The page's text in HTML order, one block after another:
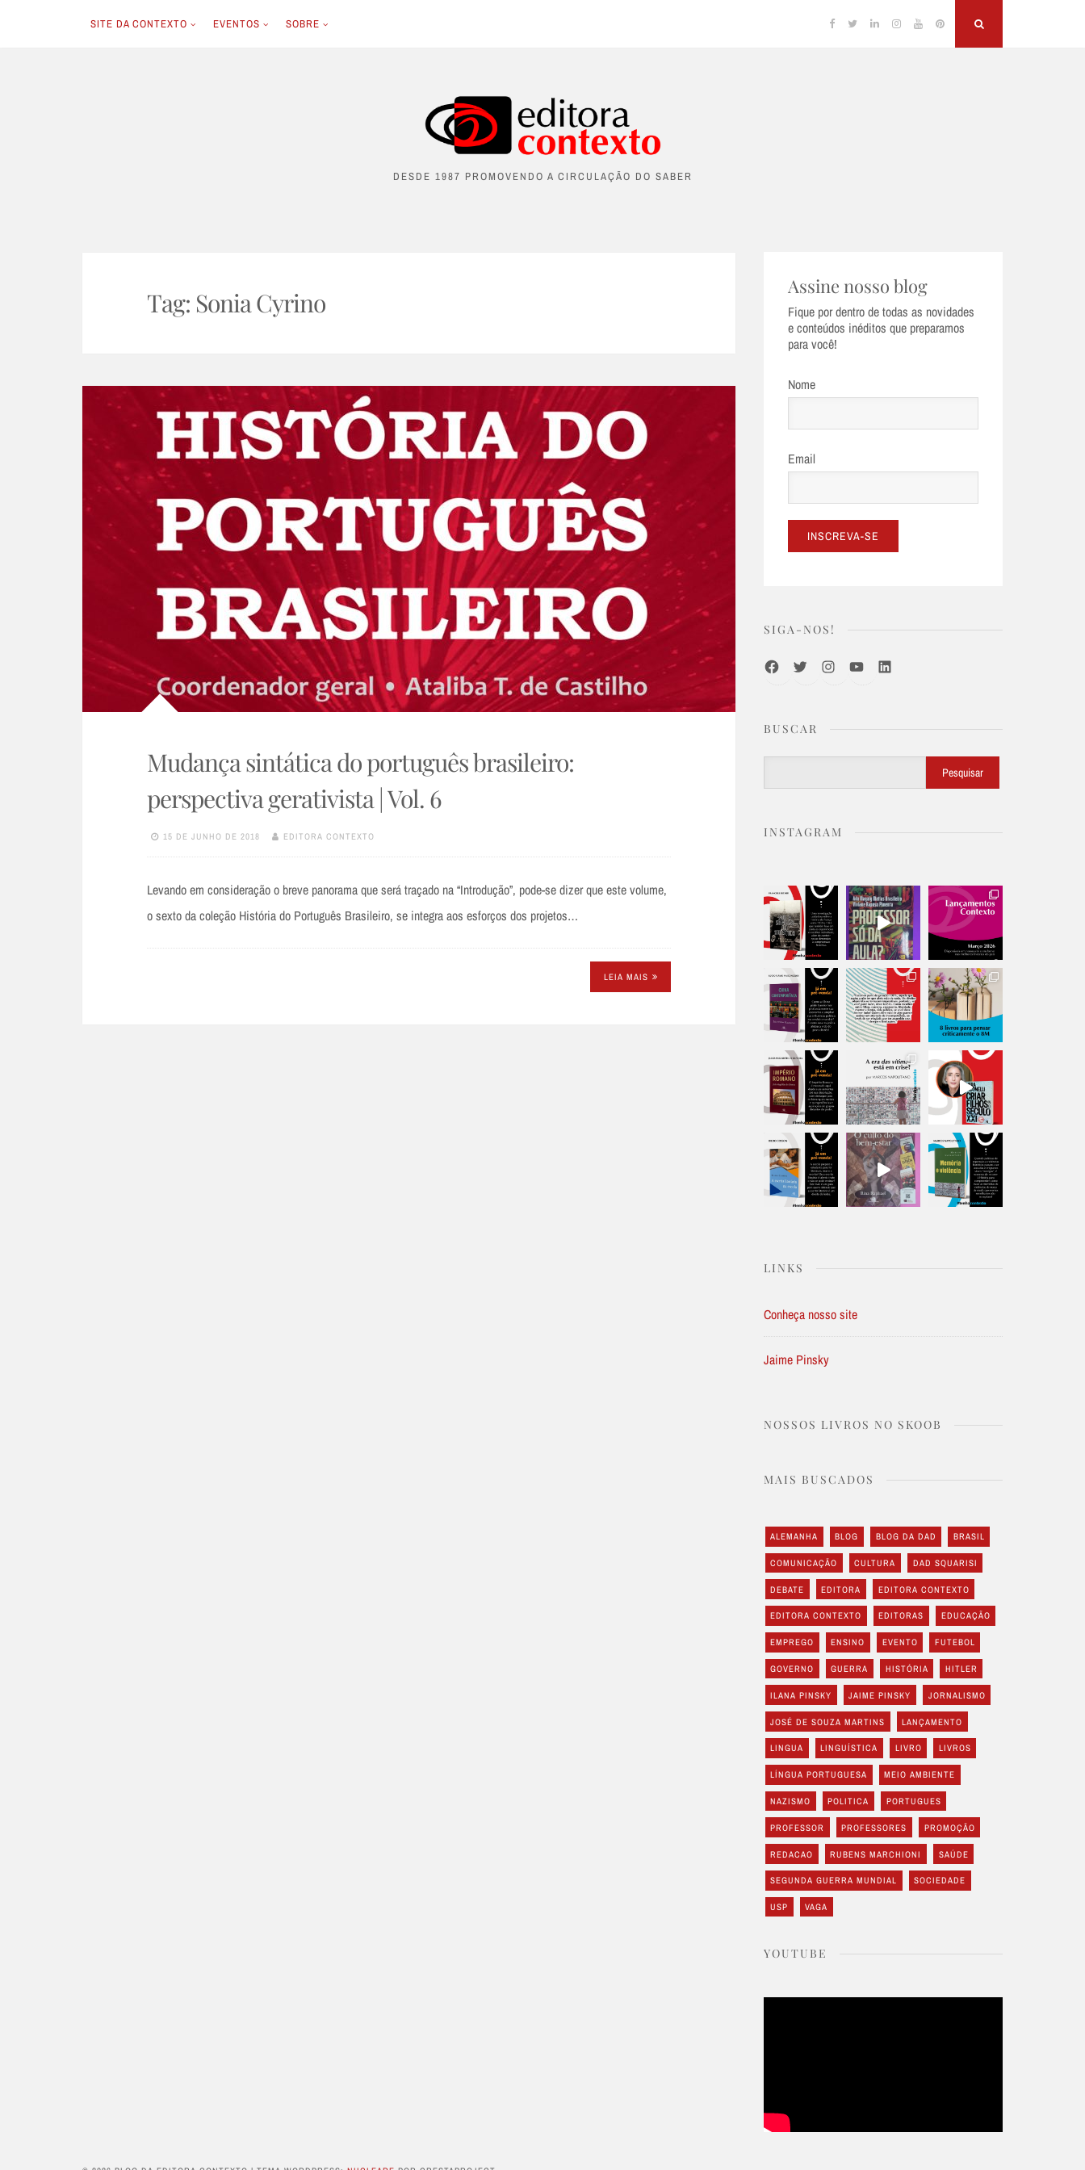
SITE DA CONTEXTO EVENTOS SOBRE Facebook
TwitterLinkedinInstagram
YouTubePinterest
DESDE 1987 PROMOVENDO A CIRCULAÇÃO DO SABER
Tag: Sonia Cyrino
Mudança sintática do português brasileiro:
perspectiva gerativista | Vol. 6
15 DE JUNHO DE 2018 EDITORA CONTEXTO
Levando em consideração o breve panorama que será traçado na “Introdução”, pode-se dizer que este volume,
o sexto da coleção História do Português Brasileiro, se integra aos esforços dos projetos…
LEIA MAIS
Assine nosso blog
Fique por dentro de todas as novidades
e conteúdos inéditos que preparamos
para você!
Nome
Email
SIGA-NOS!
FacebookTwitterInstagramYoutubeLinkedIn
BUSCAR
Pesquisar
INSTAGRAM
LINKS
Conheça nosso site
Jaime Pinsky
NOSSOS LIVROS NO SKOOB
MAIS BUSCADOS
ALEMANHA BLOG BLOG DA DAD BRASIL
COMUNICAÇÃO CULTURA DAD SQUARISI
DEBATE EDITORA EDITORA CONTEXTO
EDITORA CONTEXTO EDITORAS EDUCAÇÃO
EMPREGO ENSINO EVENTO FUTEBOL
GOVERNO GUERRA HISTÓRIA HITLER
ILANA PINSKY JAIME PINSKY JORNALISMO
JOSÉ DE SOUZA MARTINS LANÇAMENTO
LINGUA LINGUÍSTICA LIVRO LIVROS
LÍNGUA PORTUGUESA MEIO AMBIENTE
NAZISMO POLITICA PORTUGUES
PROFESSOR PROFESSORES PROMOÇÃO
REDACAO RUBENS MARCHIONI SAÚDE
SEGUNDA GUERRA MUNDIAL SOCIEDADE
USP VAGA
YOUTUBE